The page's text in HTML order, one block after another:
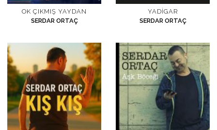
OK ÇIKMIŞ YAYDAN
SERDAR ORTAÇ
YADIGAR
SERDAR ORTAÇ